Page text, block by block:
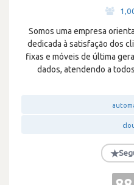
Somos uma empresa
dedicada à satisfação dos
fixas e móveis de última
dados, atendendo a
★